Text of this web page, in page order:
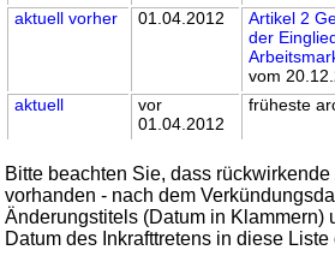
aktuell vorher 01.04.2012
Artikel 2
der
vom
aktuell
vor
01.04.2012
früheste
Bitte beachten Sie, dass
vorhanden - nach dem
Änderungstitels (Datum in Klammern)
Datum des Inkrafttretens in diese